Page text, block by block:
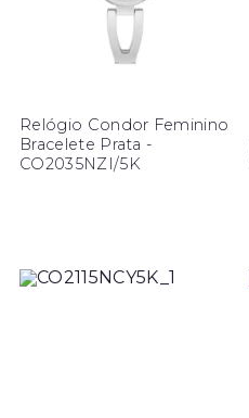
Relógio Condor Feminino
Bracelete Prata -
CO2035NZI/5K